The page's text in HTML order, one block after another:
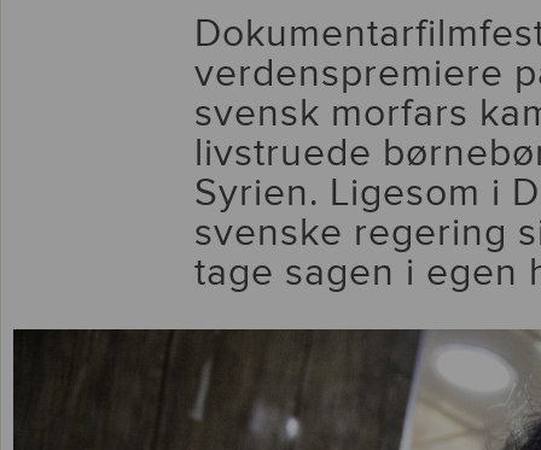
verdenspremiere
svensk morfars
livstruede
Syrien. Ligesom i
svenske regering
tage sagen i egen